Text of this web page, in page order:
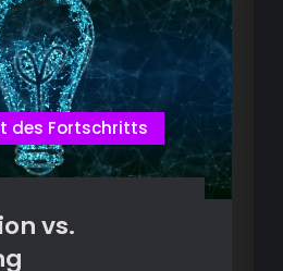
des Fortschritts
vs.